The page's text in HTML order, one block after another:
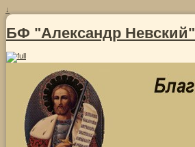
↓
БФ "Александр Невский"